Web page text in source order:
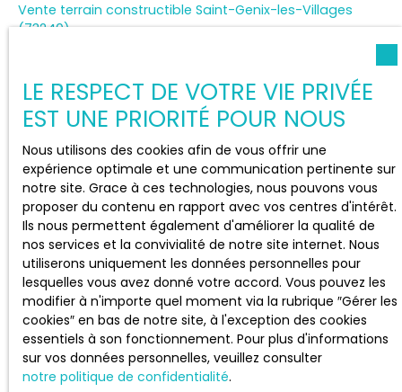
Vente terrain constructible Saint-Genix-les-Villages
(73240)
Estimez votre bien
Vendre avec nous
Espace vendeur
Gestion locative
Nous contacter
INFORMATIONS
LE RESPECT DE VOTRE VIE PRIVÉE
EST UNE PRIORITÉ POUR NOUS
Nous utilisons des cookies afin de vous offrir une
expérience optimale et une communication pertinente sur
notre site. Grace à ces technologies, nous pouvons vous
proposer du contenu en rapport avec vos centres d'intérêt.
Ils nous permettent également d'améliorer la qualité de
nos services et la convivialité de notre site internet. Nous
utiliserons uniquement les données personnelles pour
lesquelles vous avez donné votre accord. Vous pouvez les
modifier à n'importe quel moment via la rubrique ″Gérer les
cookies″ en bas de notre site, à l'exception des cookies
essentiels à son fonctionnement. Pour plus d'informations
sur vos données personnelles, veuillez consulter
notre politique de confidentialité.